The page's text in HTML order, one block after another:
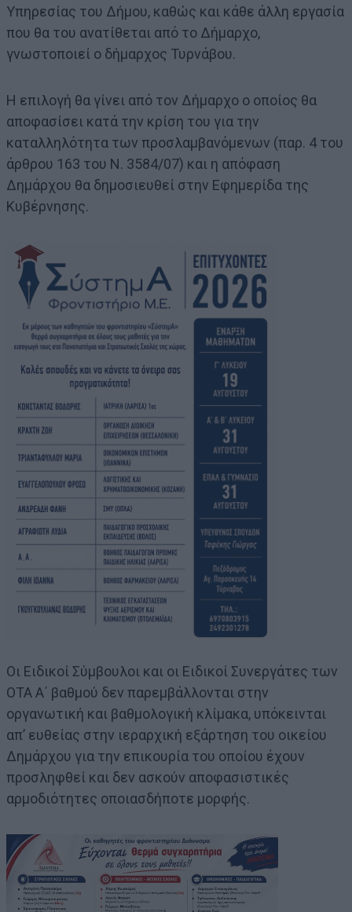
Υπηρεσίας του Δήμου, καθώς και κάθε άλλη εργασία
που θα του ανατίθεται από το Δήμαρχο,
γνωστοποιεί ο δήμαρχος Τυρνάβου.
Η επιλογή θα γίνει από τον Δήμαρχο ο οποίος θα
αποφασίσει κατά την κρίση του για την
καταλληλότητα των προσλαμβανόμενων (παρ. 4 του
άρθρου 163 του Ν. 3584/07) και η απόφαση
Δημάρχου θα δημοσιευθεί στην Εφημερίδα της
Κυβέρνησης.
Οι Ειδικοί Σύμβουλοι και οι Ειδικοί Συνεργάτες των
ΟΤΑ Α΄ βαθμού δεν παρεμβάλλονται στην
οργανωτική και βαθμολογική κλίμακα, υπόκεινται
απ’ ευθείας στην ιεραρχική εξάρτηση του οικείου
Δημάρχου για την επικουρία του οποίου έχουν
προσληφθεί και δεν ασκούν αποφασιστικές
αρμοδιότητες οποιασδήποτε μορφής.